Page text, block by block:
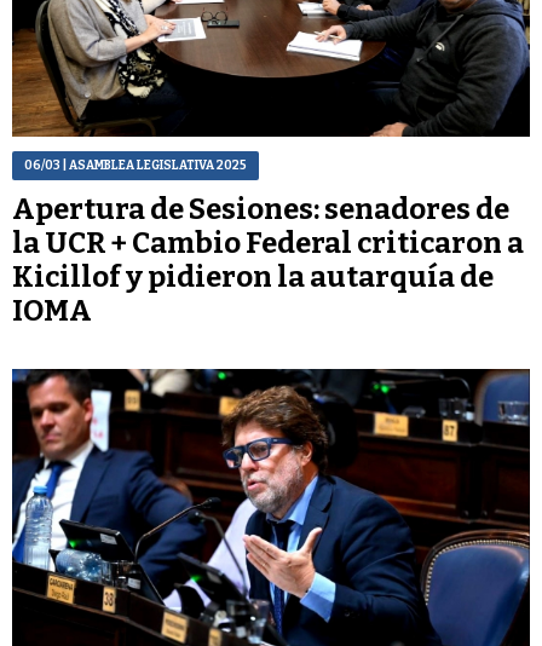
06/03 | ASAMBLEA LEGISLATIVA 2025
Apertura de Sesiones: senadores de
la UCR + Cambio Federal criticaron a
Kicillof y pidieron la autarquía de
IOMA